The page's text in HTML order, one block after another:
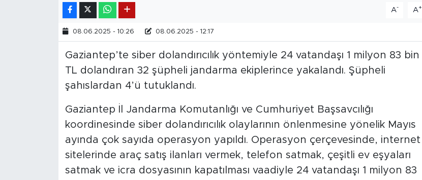
A- A+
08.06.2025 - 10:26 08.06.2025 - 12:17
Gaziantep’te siber dolandırıcılık yöntemiyle 24 vatandaşı 1 milyon 83 bin
TL dolandıran 32 şüpheli jandarma ekiplerince yakalandı. Şüpheli
şahıslardan 4’ü tutuklandı.
Gaziantep İl Jandarma Komutanlığı ve Cumhuriyet Başsavcılığı
koordinesinde siber dolandırıcılık olaylarının önlenmesine yönelik Mayıs
ayında çok sayıda operasyon yapıldı. Operasyon çerçevesinde, internet
sitelerinde araç satış ilanları vermek, telefon satmak, çeşitli ev eşyaları
satmak ve icra dosyasının kapatılması vaadiyle 24 vatandaşı 1 milyon 83